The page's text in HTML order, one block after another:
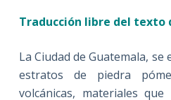
Traducción libre del texto
La Ciudad de Guatemala,
estratos de piedra
volcánicas, materiales